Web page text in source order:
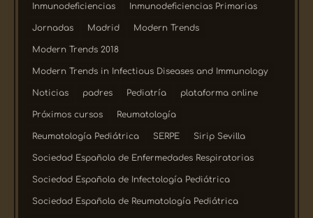
Inmunodeficiencias Inmunodeficiencias Primarias
Jornadas Madrid Modern Trends
Modern Trends 2018
Modern Trends in Infectious Diseases and Immunology
Noticias padres Pediatría plataforma online
Próximos cursos Reumatología
Reumatología Pediátrica SERPE Sirip Sevilla
Sociedad Española de Enfermedades Respiratorias
Sociedad Española de Infectología Pediátrica
Sociedad Española de Reumatología Pediátrica